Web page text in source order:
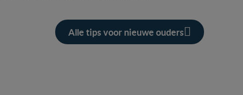
Alle tips voor nieuwe ouders